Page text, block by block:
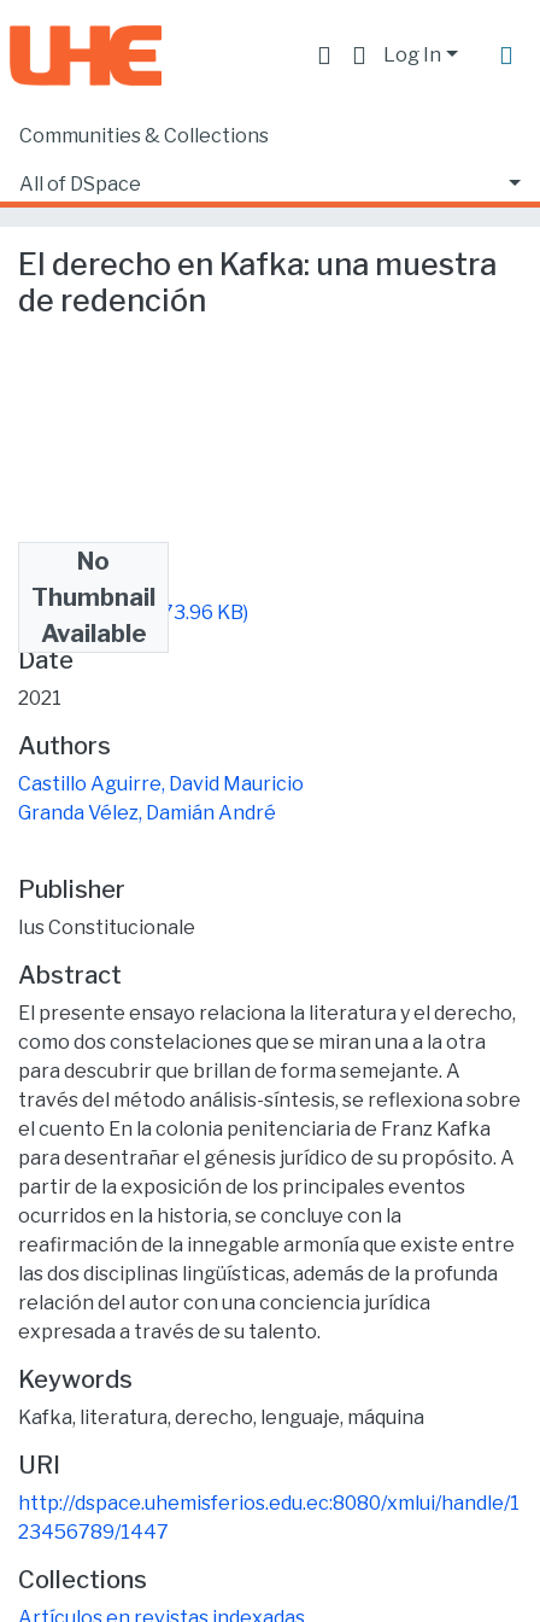
Log In
Communities & Collections
All of DSpace
Home
El derecho en Kafka: una muestra de redención
El derecho en Kafka: una muestra
de redención
No
Thumbnail
Available
202102-18.pdf(173.96 KB)
Date
2021
Authors
Castillo Aguirre, David Mauricio
Granda Vélez, Damián André
Publisher
Ius Constitucionale
Abstract
El presente ensayo relaciona la literatura y el derecho,
como dos constelaciones que se miran una a la otra
para descubrir que brillan de forma semejante. A
través del método análisis-síntesis, se reflexiona sobre
el cuento En la colonia penitenciaria de Franz Kafka
para desentrañar el génesis jurídico de su propósito. A
partir de la exposición de los principales eventos
ocurridos en la historia, se concluye con la
reafirmación de la innegable armonía que existe entre
las dos disciplinas lingüísticas, además de la profunda
relación del autor con una conciencia jurídica
expresada a través de su talento.
Keywords
Kafka, literatura, derecho, lenguaje, máquina
URI
http://dspace.uhemisferios.edu.ec:8080/xmlui/handle/1
23456789/1447
Collections